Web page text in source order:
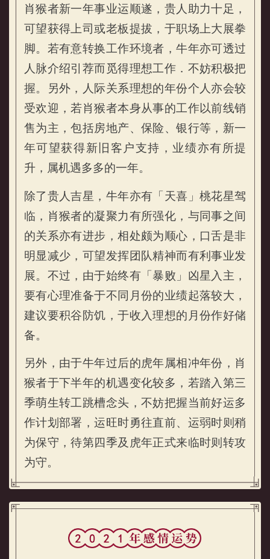
属猴的人2021年事业运势
肖猴者新一年事业运顺遂，贵人助力十足，
可望获得上司或老板提拔，于职场上大展拳
脚。若有意转换工作环境者，牛年亦可透过
人脉介绍引荐而觅得理想工作．不妨积极把
握。另外，人际关系理想的年份个人亦会较
受欢迎，若肖猴者本身从事的工作以前线销
售为主，包括房地产、保险、银行等，新一
年可望获得新旧客户支持，业绩亦有所提
升，属机遇多多的一年。
除了贵人吉星，牛年亦有「天喜」桃花星驾
临，肖猴者的凝聚力有所强化，与同事之间
的关系亦有进步，相处颇为顺心，口舌是非
明显减少，可望发挥团队精神而有利事业发
展。不过，由于始终有「暴败」凶星入主，
要有心理准备于不同月份的业绩起落较大，
建议要积谷防饥，于收入理想的月份作好储
备。
另外，由于牛年过后的虎年属相冲年份，肖
猴者于下半年的机遇变化较多，若踏入第三
季萌生转工跳槽念头，不妨把握当前好运多
作计划部署，运旺时勇往直前、运弱时则稍
为保守，待第四季及虎年正式来临时则转攻
为守。